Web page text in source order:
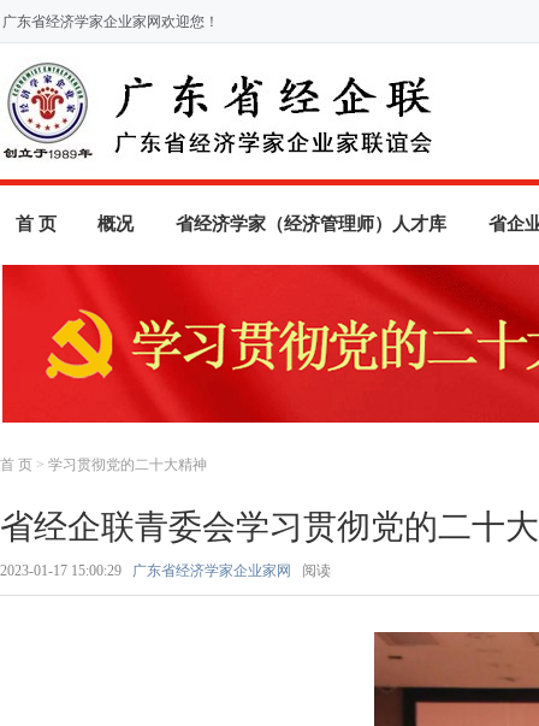
广东省经济学家企业家网欢迎您！
首 页 概况 省经济学家（经济管理师）人才库 省企
首 页 > 学习贯彻党的二十大精神
省经企联青委会学习贯彻党的二十
2023-01-17 15:00:29 广东省经济学家企业家网 阅读